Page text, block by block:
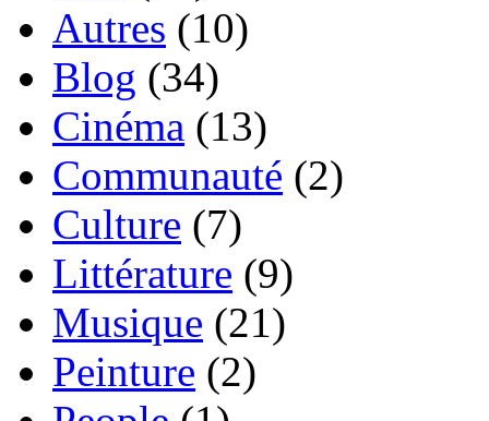
Autres (10)
Blog (34)
Cinéma (13)
Communauté (2)
Culture (7)
Littérature (9)
Musique (21)
Peinture (2)